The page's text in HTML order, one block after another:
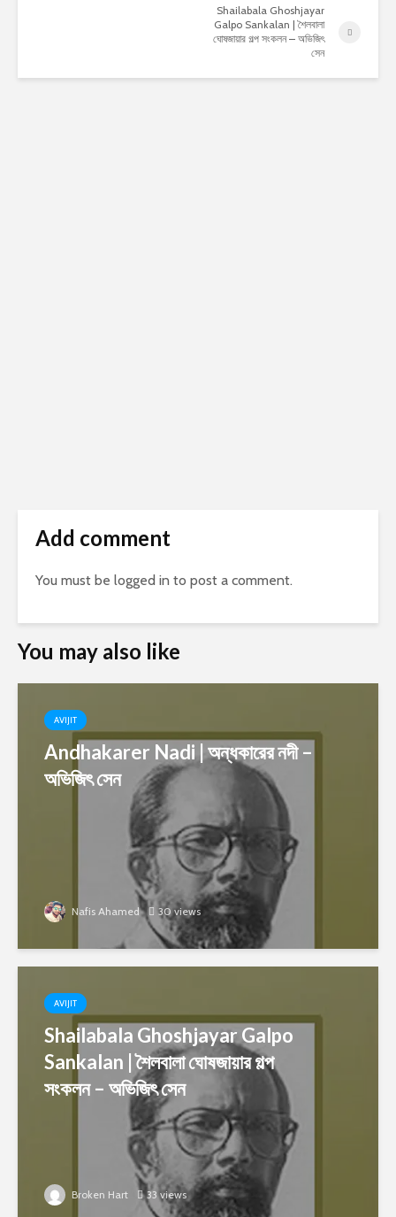
Shailabala Ghoshjayar
Galpo Sankalan | শৈলবালা
ঘোষজায়ার গল্প সংকলন – অভিজিৎ
সেন
Add comment
You must be logged in to post a comment.
You may also like
AVIJIT
Andhakarer Nadi | অন্ধকারের নদী –
অভিজিৎ সেন
Nafis Ahamed 30 views
AVIJIT
Shailabala Ghoshjayar Galpo
Sankalan | শৈলবালা ঘোষজায়ার গল্প
সংকলন – অভিজিৎ সেন
Broken Hart 33 views